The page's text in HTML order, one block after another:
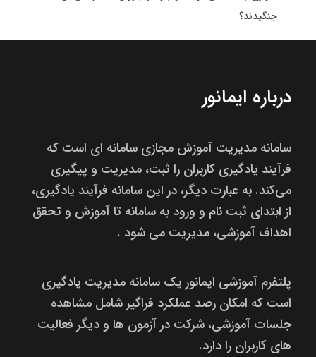
جنگیدند؟
درباره ایمانور
سامانه مدیریت آموزش مجازی سامانه ای است که
فرآیند یادگیری کاربران را ثبت، مدیریت و پیگیری
می‌کند. به عبارت دیگر، در این سامانه فرآیند یادگیری،
از ابتدای ثبت نام و ورود به سامانه تا آموزش و تحقق
اهداف آموزشی، مدیریت می شود .
پلتفرم آموزشی ایمانور یک سامانه مدیریت یادگیری
است که امکان رصد عملکرد فراگیر شامل مشاهده
جلسات آموزشی، شرکت در آزمون ها و دیگر فعالیت
های کاربران را دارد.